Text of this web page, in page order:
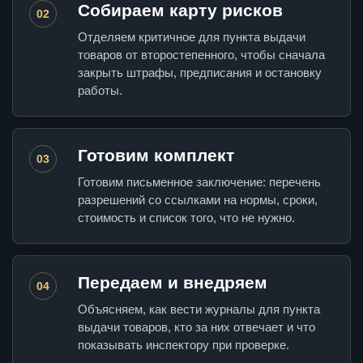
02 Собираем карту рисков
Отделяем критичное для пункта выдачи
товаров от второстепенного, чтобы сначала
закрыть штрафы, предписания и остановку
работы.
03 Готовим комплект
Готовим письменное заключение: перечень
разрешений со ссылками на нормы, сроки,
стоимость и список того, что не нужно.
04 Передаем и внедряем
Объясняем, как вести журналы для пункта
выдачи товаров, кто за них отвечает и что
показывать инспектору при проверке.